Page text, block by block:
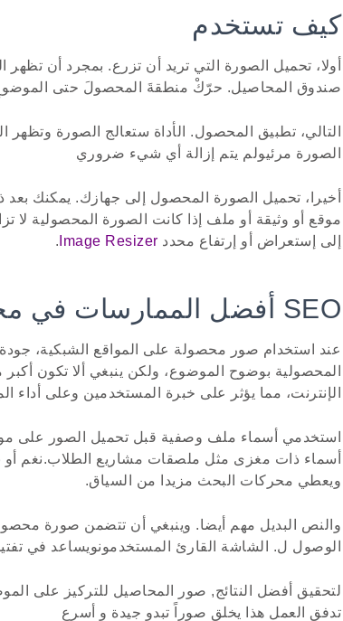
كيف تستخدم
أولا، تحميل الصورة التي تريد أن تزرع. بمجرد أن
صندوق المحاصيل. حرّكْ منطقةَ المحصولَ حتى
التالي، تطبيق المحصول. الأداة ستعالج الصورة وتظهر
الصورة مرئيولم يتم إزالة أي شيء ضروري
أخيرا، تحميل الصورة المحصول إلى جهازك. يمكنك
موقع أو وثيقة أو ملف إذا كانت الصورة المحصولية لا
إلى إستعراض أو إرتفاع محدد Image Resizer
.
SEO أفضل الممارسات في مجال الصور المزروعة
عند استخدام صور محصولة على المواقع الشبكية،
المحصولية بوضوح الموضوع، ولكن ينبغي ألا تكون
الإنترنت، مما يؤثر على خبرة المستخدمين وعلى أداء
ويعطي محركات البحث مزيدا من السياق.
والنص البديل مهم أيضا. وينبغي أن تتضمن صورة
الوصول ل. الشاشة القارئ المستخدمونويساعد في
لتحقيق أفضل النتائج, صور المحاصيل للتركيز على
تدفق العمل هذا يخلق صوراً تبدو جيدة و أسرع